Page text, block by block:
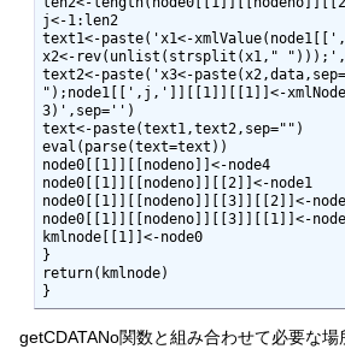
j<-1:len2
text1<-paste('x1<-
x2<-rev(unlist(strsplit(x1,"
text2<-paste('x3<-
");node1[[',j,']][[1]][[1]]<-
3)',sep='')
text<-paste(text1,text2,sep="")
eval(parse(text=text))
node0[[1]][[nodeno]]<-node4
node0[[1]][[nodeno]][[2]]<-node1
node0[[1]][[nodeno]][[3]][[2]]<-
node0[[1]][[nodeno]][[3]][[1]]<-
kmlnode[[1]]<-node0
}
return(kmlnode)
}
getCDATANo関数と組み合わせて必要な場